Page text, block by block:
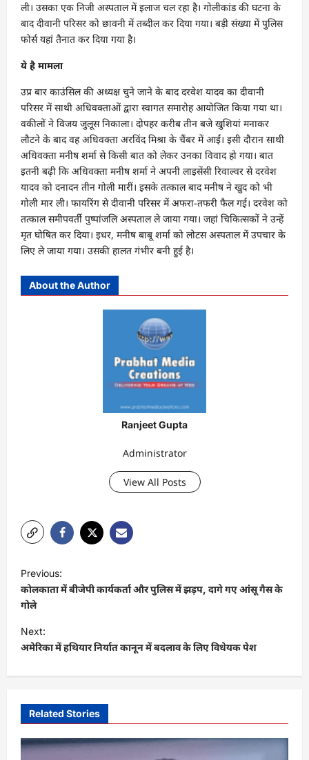
ली। उसका एक निजी अस्पताल में इलाज चल रहा है। गोलीकांड की घटना के
बाद दीवानी परिसर को छावनी में तब्दील कर दिया गया। बड़ी संख्या में पुलिस
फोर्स यहां तैनात कर दिया गया है।
ये है मामला
उप्र बार काउंसिल की अध्‍यक्ष चुने जाने के बाद दरवेश यादव का दीवानी
परिसर में साथी अधिवक्ताओं द्वारा स्वागत समारोह आयोजित किया गया था।
वकीलों ने विजय जुलूस निकाला। दोपहर करीब तीन बजे खुशियां मनाकर
लौटने के बाद वह अधिवक्ता अरविंद मिश्रा के चैंबर में आईं। इसी दौरान साथी
अधिवक्‍ता मनीष शर्मा से किसी बात को लेकर उनका विवाद हो गया। बात
इतनी बढ़ी कि अधिवक्ता मनीष शर्मा ने अपनी लाइसेंसी रिवाल्वर से दरवेश
यादव को दनादन तीन गोली मारीं। इसके तत्काल बाद मनीष ने खुद को भी
गोली मार ली। फायरिंग से दीवानी परिसर में अफरा-तफरी फैल गई। दरवेश को
तत्काल समीपवर्ती पुष्पांजलि अस्पताल ले जाया गया। जहां चिकित्सकों ने उन्हें
मृत घोषित कर दिया। इधर, मनीष बाबू शर्मा को लोटस अस्पताल में उपचार के
लिए ले जाया गया। उसकी हालत गंभीर बनी हुई है।
About the Author
Ranjeet Gupta
Administrator
View All Posts
o
s
t
n
a
g
Previous:
कोलकाता में बीजेपी कार्यकर्ता और पुलिस में झड़प, दागे गए आंसू गैस के
गोले
Next:
अमेरिका में हथियार निर्यात कानून में बदलाव के लिए विधेयक पेश
Related Stories